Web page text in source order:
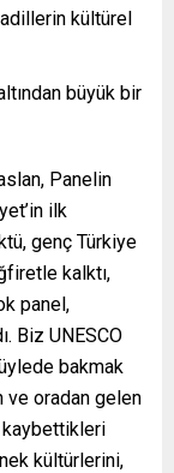
kültürel
büyük bir
Panelin
ilk
genç Türkiye
kalktı,
panel,
Biz UNESCO
bakmak
ve oradan gelen
kaybettikleri
kültürlerini,